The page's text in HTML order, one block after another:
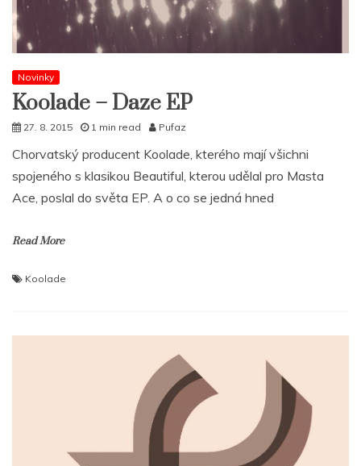
Novinky
Koolade – Daze EP
27. 8. 2015 1 min read Pufaz
Chorvatský producent Koolade, kterého mají všichni
spojeného s klasikou Beautiful, kterou udělal pro Masta
Ace, poslal do světa EP. A o co se jedná hned
Read More
Koolade